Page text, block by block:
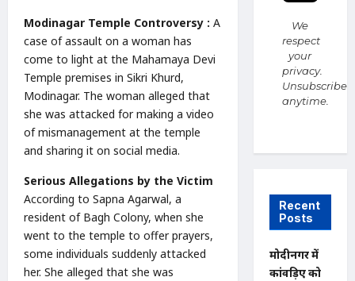
Modinagar Temple Controversy : A
case of assault on a woman has
come to light at the Mahamaya Devi
Temple premises in Sikri Khurd,
Modinagar. The woman alleged that
she was attacked for making a video
of mismanagement at the temple
and sharing it on social media.
Serious Allegations by the Victim
According to Sapna Agarwal, a
resident of Bagh Colony, when she
went to the temple to offer prayers,
some individuals suddenly attacked
her. She alleged that she was
We
respect
your
privacy.
Unsubscribe
anytime.
Recent
Posts
मोदीनगर में
कांवड़िए को